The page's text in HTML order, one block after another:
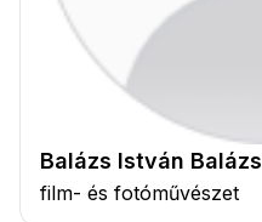
Balázs István Balázs
film- és fotóművészet